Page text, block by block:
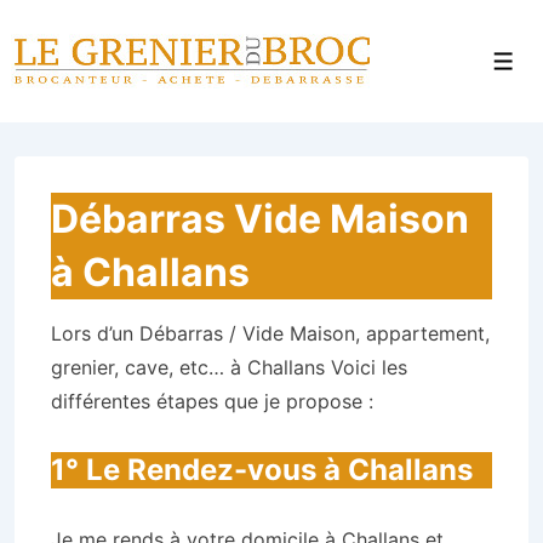
passer
au
Débarras Vide Maison
à Challans
Lors d’un Débarras / Vide Maison, appartement,
grenier, cave, etc… à Challans Voici les
différentes étapes que je propose :
1° Le Rendez-vous à Challans